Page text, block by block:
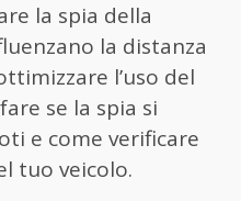
la spia della
la distanza
l’uso del
se la spia si
e come verificare
tuo veicolo.